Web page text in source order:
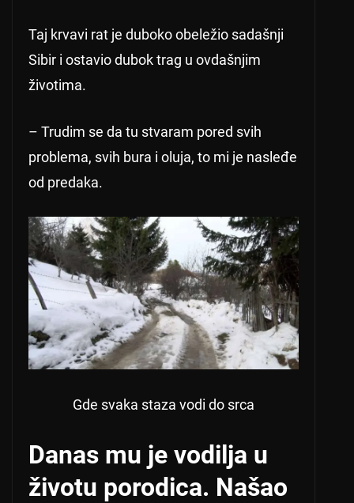
Taj krvavi rat je duboko obeležio sadašnji
Sibir i ostavio dubok trag u ovdašnjim
životima.
– Trudim se da tu stvaram pored svih
problema, svih bura i oluja, to mi je nasleđe
od predaka.
Gde svaka staza vodi do srca
Danas mu je vodilja u
životu porodica. Našao